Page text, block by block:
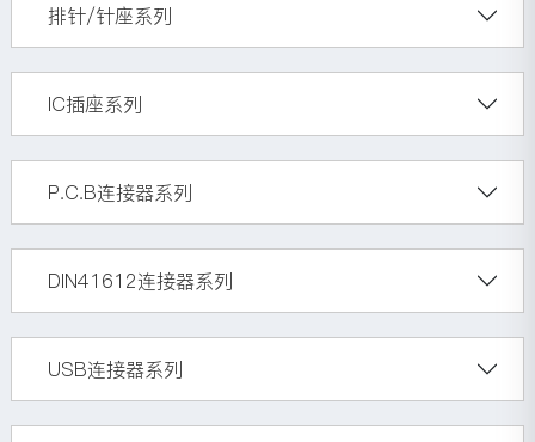
排针/针座系列
IC插座系列
P.C.B连接器系列
DIN41612连接器系列
USB连接器系列